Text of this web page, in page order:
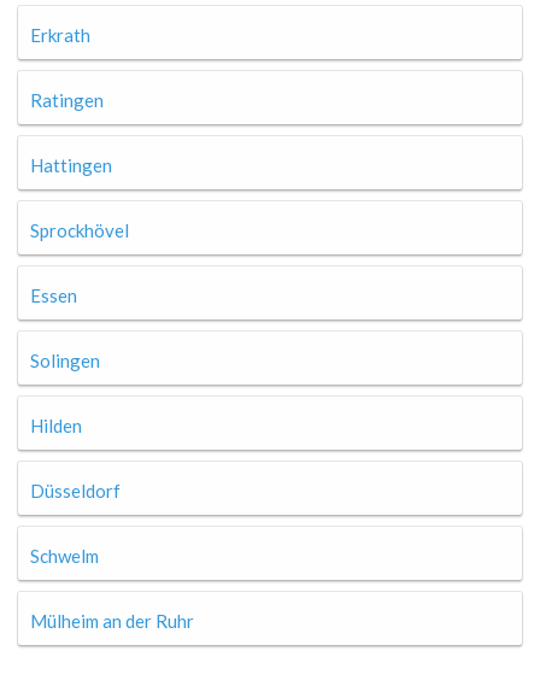
Erkrath
Ratingen
Hattingen
Sprockhövel
Essen
Solingen
Hilden
Düsseldorf
Schwelm
Mülheim an der Ruhr